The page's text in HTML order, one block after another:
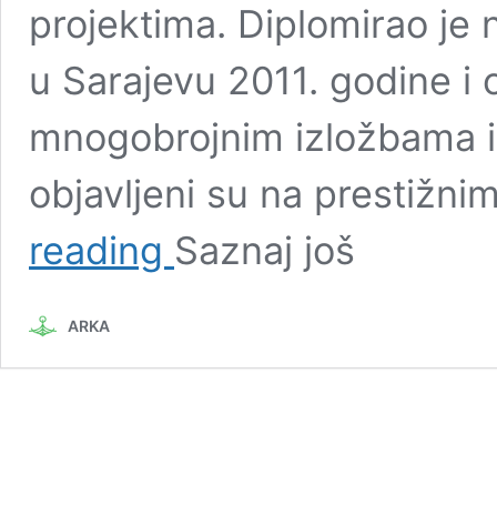
projektima. Diplomirao je
u Sarajevu 2011. godine
mnogobrojnim izložbama
objavljeni su na
reading
Sanjin
Halilović
Saznaj još
ARKA